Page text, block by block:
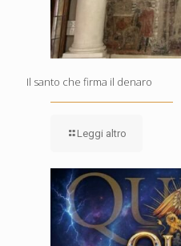
Il santo che firma il denaro
Leggi altro